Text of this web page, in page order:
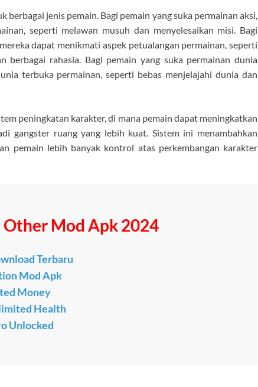
berbagai jenis pemain. Bagi pemain yang suka permainan aksi,
seperti melawan musuh dan menyelesaikan misi. Bagi
dapat menikmati aspek petualangan permainan, seperti
berbagai rahasia. Bagi pemain yang suka permainan dunia
terbuka permainan, seperti bebas menjelajahi dunia dan
peningkatan karakter, di mana pemain dapat meningkatkan
gangster ruang yang lebih kuat. Sistem ini menambahkan
pemain lebih banyak kontrol atas perkembangan karakter
Mod Apk 2024
Terbaru
Mod Apk
Money
Health
Unlocked